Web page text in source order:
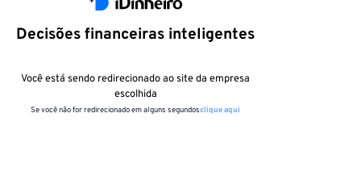
Decisões financeiras inteligentes
Você está sendo redirecionado ao site da empresa
escolhida
Se você não for redirecionado em alguns segundosclique aqui